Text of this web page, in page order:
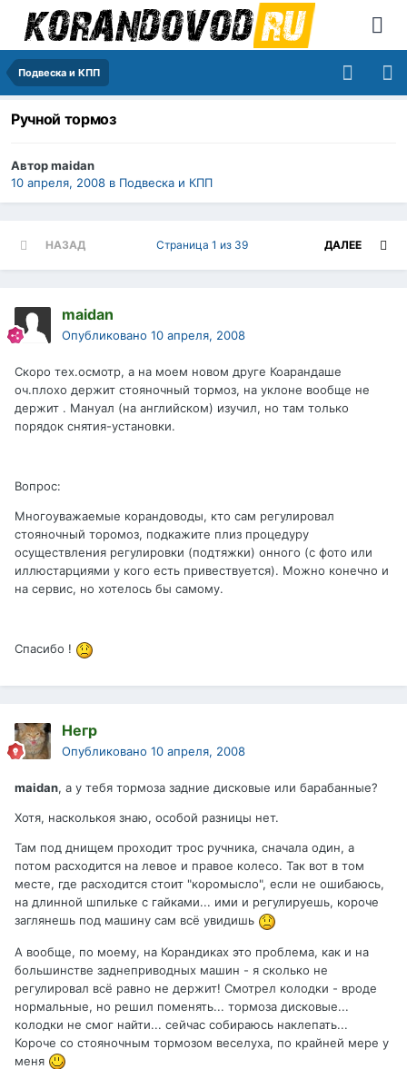
Подвеска и КПП
Ручной тормоз
Авторmaidan
10 апреля, 2008 в Подвеска и КПП
НАЗАД ДАЛЕЕ
Страница 1 из 39
maidan
Опубликовано 10 апреля, 2008
Скоро тех.осмотр, а на моем новом друге Коарандаше
оч.плохо держит стояночный тормоз, на уклоне вообще не
держит . Мануал (на английском) изучил, но там только
порядок снятия-установки.
Вопрос:
Многоуважаемые корандоводы, кто сам регулировал
стояночный торомоз, подкажите плиз процедуру
осуществления регулировки (подтяжки) онного (с фото или
иллюстарциями у кого есть привествуется). Можно конечно и
на сервис, но хотелось бы самому.
Спасибо !
Негр
Опубликовано 10 апреля, 2008
maidan, а у тебя тормоза задние дисковые или барабанные?
Хотя, насколькоя знаю, особой разницы нет.
Там под днищем проходит трос ручника, сначала один, а
потом расходится на левое и правое колесо. Так вот в том
месте, где расходится стоит "коромысло", если не ошибаюсь,
на длинной шпильке с гайками... ими и регулируешь, короче
заглянешь под машину сам всё увидишь
А вообще, по моему, на Корандиках это проблема, как и на
большинстве заднеприводных машин - я сколько не
регулировал всё равно не держит! Смотрел колодки - вроде
нормальные, но решил поменять... тормоза дисковые...
колодки не смог найти... сейчас собираюсь наклепать...
Короче со стояночным тормозом веселуха, по крайней мере у
меня